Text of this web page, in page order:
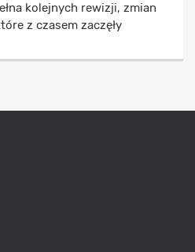
kolejnych rewizji, zmian
z czasem zaczęły